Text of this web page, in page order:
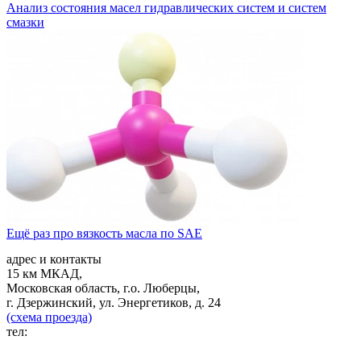
Анализ состояния масел гидравлических систем и систем
смазки
Ещё раз про вязкость масла по SAE
адрес и контакты
15 км МКАД,
Московская область, г.о. Люберцы,
г. Дзержинский, ул. Энергетиков, д. 24
(схема проезда)
тел: